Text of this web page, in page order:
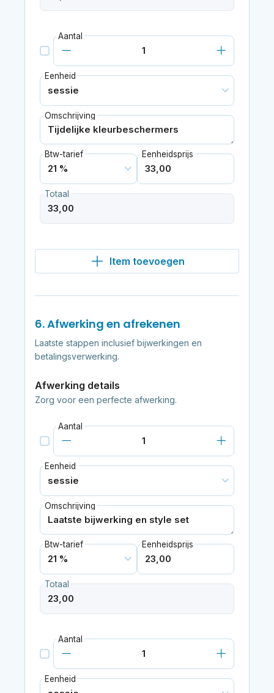
Aantal
Eenheid
Omschrijving
Btw-tarief Eenheidsprijs
Totaal
Item toevoegen
6. Afwerking en afrekenen
Laatste stappen inclusief bijwerkingen en
betalingsverwerking.
Afwerking details
Zorg voor een perfecte afwerking.
Aantal
Eenheid
Omschrijving
Btw-tarief Eenheidsprijs
Totaal
Aantal
Eenheid